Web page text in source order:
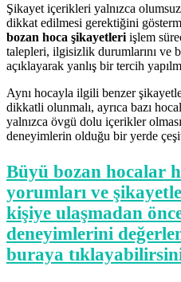
Şikayet içerikleri yalnızca
dikkat edilmesi gerektiğini
bozan hoca şikayetleri işlem
talepleri, ilgisizlik durumlarını ve
açıklayarak yanlış bir tercih
Aynı hocayla ilgili benzer
dikkatli olunmalı, ayrıca bazı
yalnızca övgü dolu içerikler
deneyimlerin olduğu bir yerde
Büyü bozan hocalar
yorumları ve
kişiye ulaşmadan
deneyimlerini
buraya